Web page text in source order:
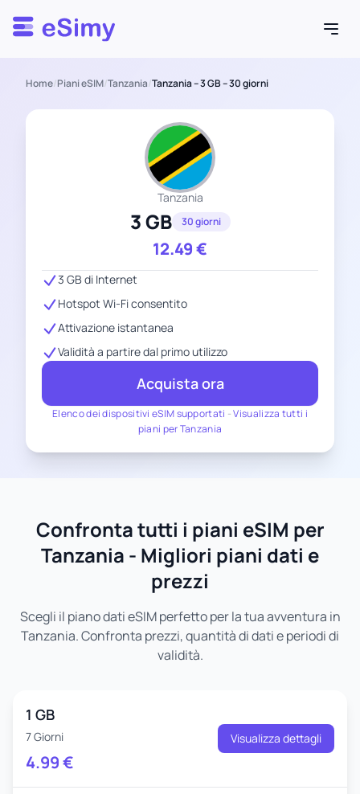
Esimy
Home/Piani eSIM/Tanzania/Tanzania – 3 GB – 30 giorni
Tanzania
3 GB 30 giorni
12.49€
Elenco dei dispositivi eSIM supportati -Visualizza tutti i
piani per Tanzania
3 GB di Internet
Hotspot Wi-Fi consentito
Attivazione istantanea
Validità a partire dal primo utilizzo
Acquista ora
Confronta tutti i piani eSIM per
Tanzania - Migliori piani dati e
prezzi
Scegli il piano dati eSIM perfetto per la tua avventura in
Tanzania. Confronta prezzi, quantità di dati e periodi di
validità.
1 GB
7 Giorni
4.99€
Visualizza dettagli